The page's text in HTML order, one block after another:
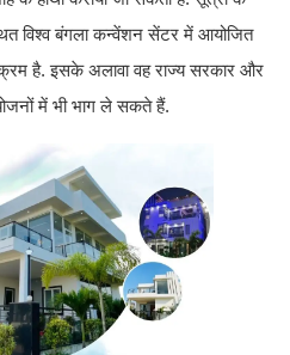
विश्व बंगला कन्वेंशन सेंटर में आयोजित
है. इसके अलावा वह राज्य सरकार और
में भी भाग ले सकते हैं.